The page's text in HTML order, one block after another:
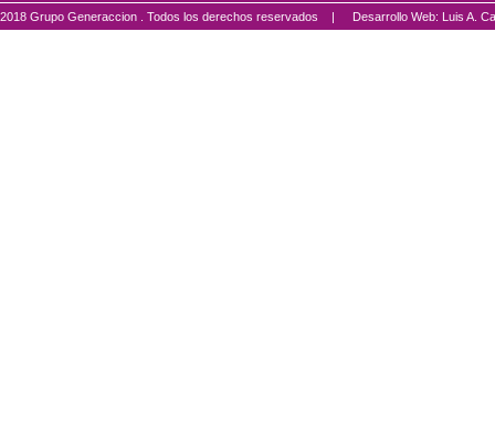
2018 Grupo Generaccion . Todos los derechos reservados | Desarrollo Web: Luis